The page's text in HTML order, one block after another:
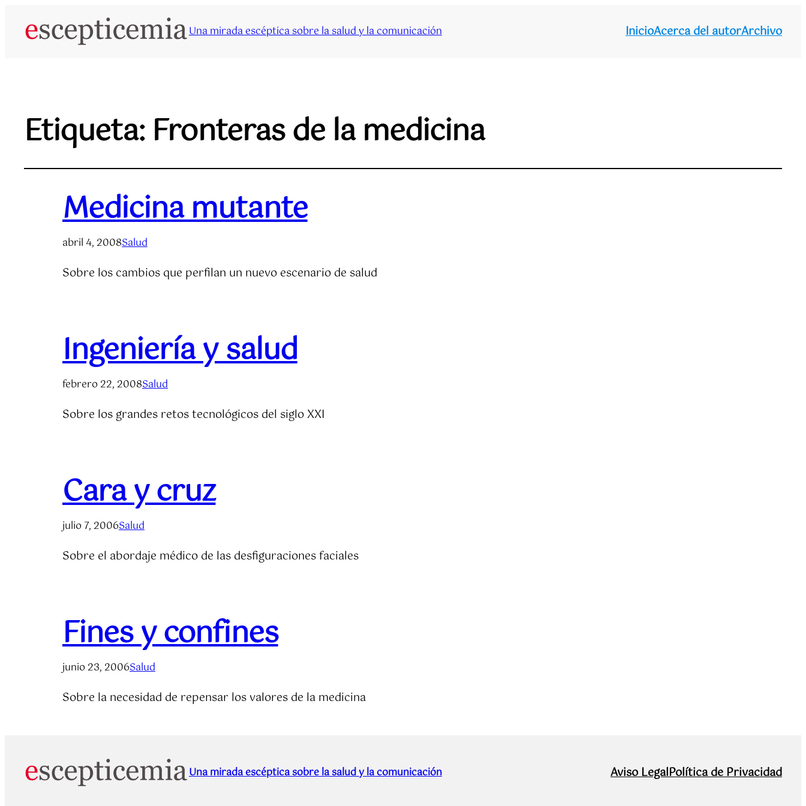
Una mirada escéptica sobre la salud y la comunicación InicioAcerca del autorArchivo
Etiqueta: Fronteras de la medicina
Medicina mutante
abril 4, 2008Salud
Sobre los cambios que perfilan un nuevo escenario de salud
Ingeniería y salud
febrero 22, 2008Salud
Sobre los grandes retos tecnológicos del siglo XXI
Cara y cruz
julio 7, 2006Salud
Sobre el abordaje médico de las desfiguraciones faciales
Fines y confines
junio 23, 2006Salud
Sobre la necesidad de repensar los valores de la medicina
Una mirada escéptica sobre la salud y la comunicación Aviso LegalPolítica de Privacidad